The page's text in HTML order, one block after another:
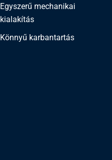
Egyszerű mechanikai
kialakítás
Könnyű karbantartás